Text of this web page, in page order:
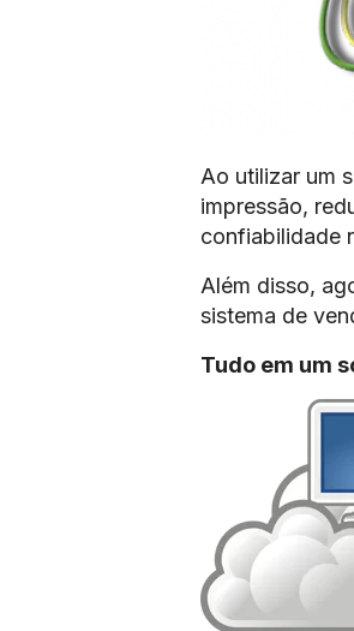
Ao utilizar um
impressão,
confiabilidade
Além disso,
sistema de
Tudo em um